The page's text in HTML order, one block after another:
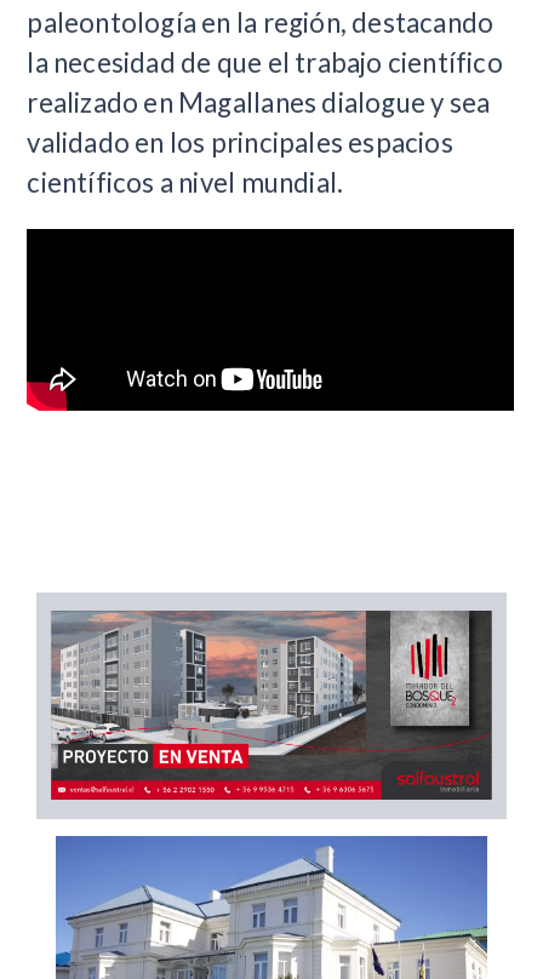
paleontología en la región, destacando
la necesidad de que el trabajo científico
realizado en Magallanes dialogue y sea
validado en los principales espacios
científicos a nivel mundial.